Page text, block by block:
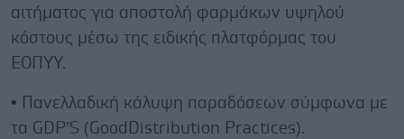
αιτήματος για αποστολή φαρμάκων υψηλού
κόστους μέσω της ειδικής πλατφόρμας του
ΕΟΠΥΥ.
• Πανελλαδική κάλυψη παραδόσεων σύμφωνα με
τα GDP’S (GoodDistribution Practices).